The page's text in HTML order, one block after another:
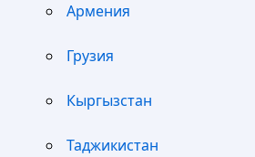
Армения
Грузия
Кыргызстан
Таджикистан